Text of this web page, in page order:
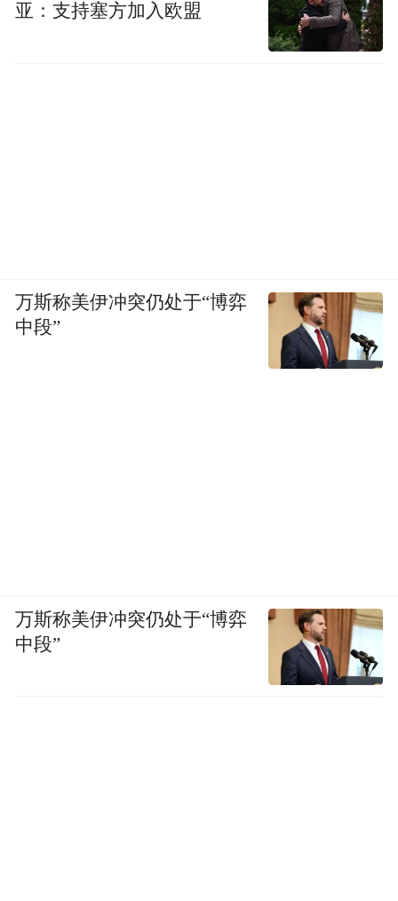
亚：支持塞方加入欧盟
万斯称美伊冲突仍处于“博弈
中段”
万斯称美伊冲突仍处于“博弈
中段”